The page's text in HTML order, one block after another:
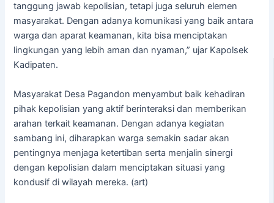
tanggung jawab kepolisian, tetapi juga seluruh elemen
masyarakat. Dengan adanya komunikasi yang baik antara
warga dan aparat keamanan, kita bisa menciptakan
lingkungan yang lebih aman dan nyaman,” ujar Kapolsek
Kadipaten.
Masyarakat Desa Pagandon menyambut baik kehadiran
pihak kepolisian yang aktif berinteraksi dan memberikan
arahan terkait keamanan. Dengan adanya kegiatan
sambang ini, diharapkan warga semakin sadar akan
pentingnya menjaga ketertiban serta menjalin sinergi
dengan kepolisian dalam menciptakan situasi yang
kondusif di wilayah mereka. (art)